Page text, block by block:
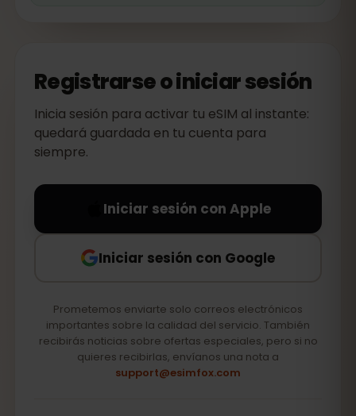
Registrarse o iniciar sesión
Inicia sesión para activar tu eSIM al instante:
quedará guardada en tu cuenta para
siempre.
Iniciar sesión con Apple
Iniciar sesión con Google
Prometemos enviarte solo correos electrónicos
importantes sobre la calidad del servicio. También
recibirás noticias sobre ofertas especiales, pero si no
quieres recibirlas, envíanos una nota a
support@esimfox.com